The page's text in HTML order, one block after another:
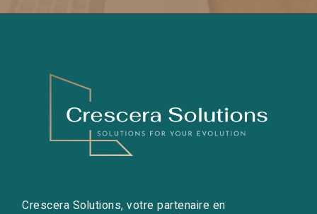
Crescera Solutions, votre partenaire en